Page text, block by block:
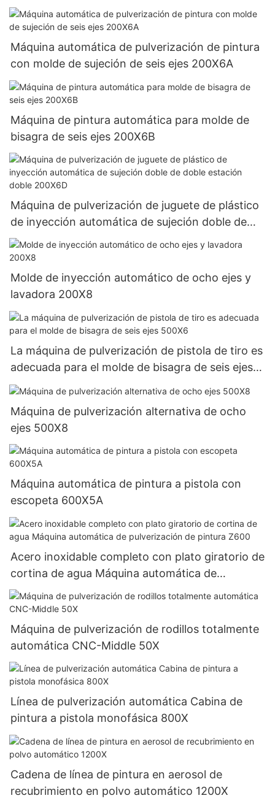
máquina de pulverización multifunción, equipo
de pulverización de juguetes de plástico 200x4
Máquina automática de pulverización de pintura
con molde de sujeción de seis ejes 200X6A
Máquina de pintura automática para molde de
bisagra de seis ejes 200X6B
Máquina de pulverización de juguete de plástico
de inyección automática de sujeción doble de
doble estación doble 200X6D
Molde de inyección automático de ocho ejes y
lavadora 200X8
La máquina de pulverización de pistola de tiro es
adecuada para el molde de bisagra de seis ejes
500X6
Máquina de pulverización alternativa de ocho
ejes 500X8
Máquina automática de pintura a pistola con
escopeta 600X5A
Acero inoxidable completo con plato giratorio de
cortina de agua Máquina automática de
pulverización de pintura Z600
Máquina de pulverización de rodillos totalmente
automática CNC-Middle 50X
Línea de pulverización automática Cabina de
pintura a pistola monofásica 800X
Cadena de línea de pintura en aerosol de
recubrimiento en polvo automático 1200X